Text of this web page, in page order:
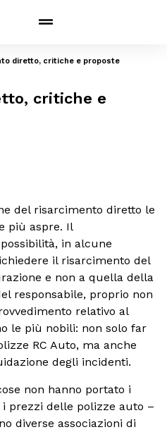
diretto, critiche e proposte
critiche e
del risarcimento diretto le
più aspre. Il
in alcune
il risarcimento del
e non a quella della
responsabile, proprio non
relativo al
le più nobili: non solo far
RC Auto, ma anche
degli incidenti.
non hanno portato i
prezzi delle polizze auto –
diverse associazioni di